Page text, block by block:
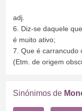
adj.
6. Diz-se daquele
é muito ativo;
7. Que é carrancudo
(Etm. de origem
Sinónimos de